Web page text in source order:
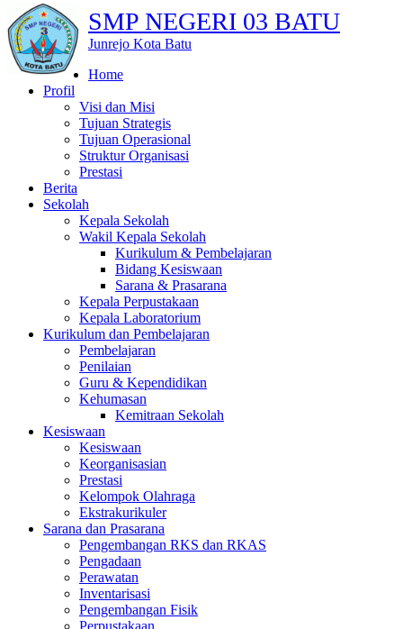
SMP NEGERI 03 BATU
Junrejo Kota Batu
Home
Profil
Visi dan Misi
Tujuan Strategis
Tujuan Operasional
Struktur Organisasi
Prestasi
Berita
Sekolah
Kepala Sekolah
Wakil Kepala Sekolah
Kurikulum & Pembelajaran
Bidang Kesiswaan
Sarana & Prasarana
Kepala Perpustakaan
Kepala Laboratorium
Kurikulum dan Pembelajaran
Pembelajaran
Penilaian
Guru & Kependidikan
Kehumasan
Kemitraan Sekolah
Kesiswaan
Kesiswaan
Keorganisasian
Prestasi
Kelompok Olahraga
Ekstrakurikuler
Sarana dan Prasarana
Pengembangan RKS dan RKAS
Pengadaan
Perawatan
Inventarisasi
Pengembangan Fisik
Perpustakaan